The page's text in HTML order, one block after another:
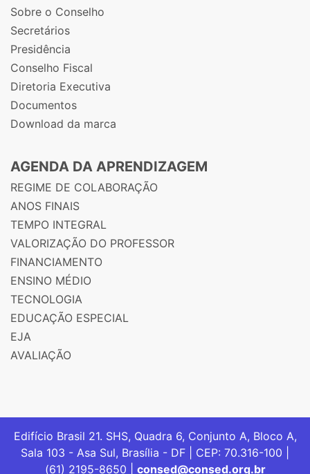
Sobre o Conselho
Secretários
Presidência
Conselho Fiscal
Diretoria Executiva
Documentos
Download da marca
AGENDA DA APRENDIZAGEM
REGIME DE COLABORAÇÃO
ANOS FINAIS
TEMPO INTEGRAL
VALORIZAÇÃO DO PROFESSOR
FINANCIAMENTO
ENSINO MÉDIO
TECNOLOGIA
EDUCAÇÃO ESPECIAL
EJA
AVALIAÇÃO
Edifício Brasil 21. SHS, Quadra 6, Conjunto A, Bloco A,
Sala 103 - Asa Sul, Brasília - DF | CEP: 70.316-100 |
(61) 2195-8650 | consed@consed.org.br